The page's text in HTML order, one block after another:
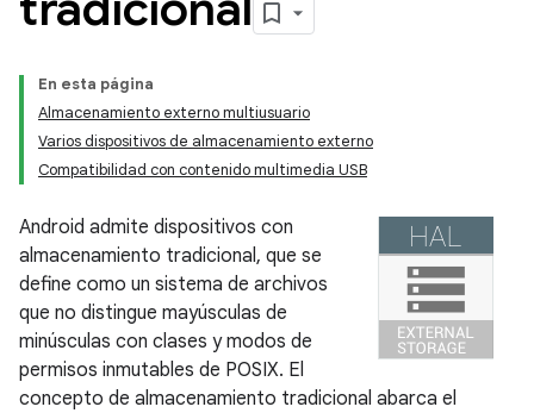
En esta página
Almacenamiento externo multiusuario
Varios dispositivos de almacenamiento externo
Compatibilidad con contenido multimedia USB
Android admite dispositivos con
almacenamiento tradicional, que se
define como un sistema de archivos
que no distingue mayúsculas de
minúsculas con clases y modos de
permisos inmutables de POSIX. El
concepto de almacenamiento tradicional abarca el